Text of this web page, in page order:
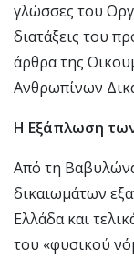
γλώσσες του
διατάξεις του
άρθρα της
Ανθρωπίνων
Η Εξάπλωση
Από τη
δικαιωμάτων
Ελλάδα και
του «φυσικού